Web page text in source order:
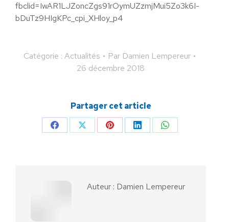
fbclid=IwAR1LJZoncZgs91rOymUZzmjMui5Zo3k6I-
bDuTz9HIgKPc_cpi_XHloy_p4
Catégorie : Actualités Par Damien Lempereur
26 décembre 2018
Partager cet article
PartagerPartagerPartagerPartagerPartager
Auteur : Damien Lempereur